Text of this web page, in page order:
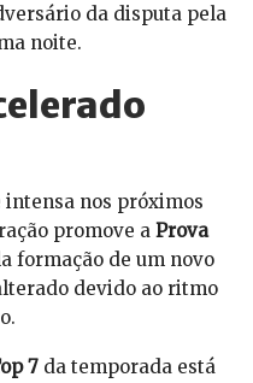
da disputa pela
noite.
intensa nos próximos
promove a Prova
formação de um novo
devido ao ritmo
7 da temporada está